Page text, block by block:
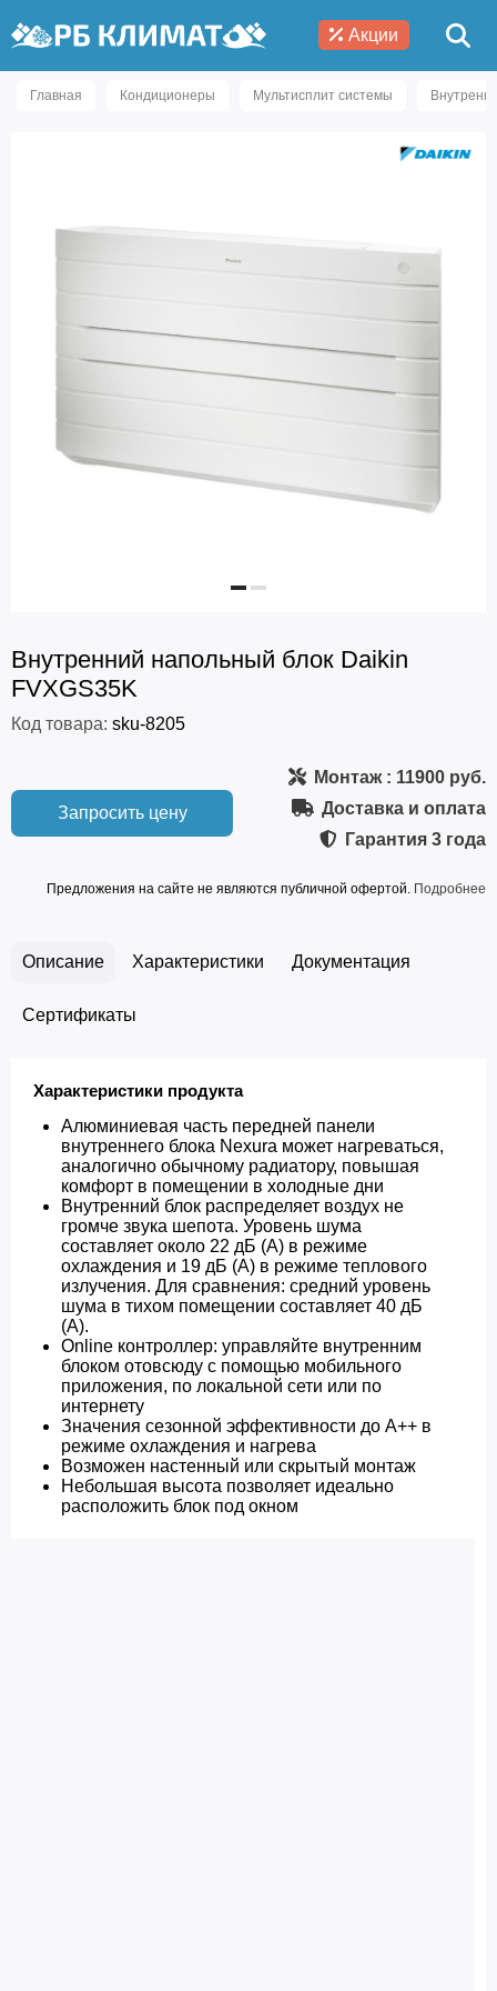
Акции
Главная Кондиционеры Мультисплит системы
Внутренний напольный блок Daikin
FVXGS35K
Код товара: sku-8205
Запросить цену
Монтаж: 11900 руб.
Доставка и оплата
Гарантия 3 года
Предложения на сайте не являются публичной офертой. Подробнее
Описание Характеристики Документация
Сертификаты
Характеристики продукта
Алюминиевая часть передней панели
внутреннего блока Nexura может нагреваться,
аналогично обычному радиатору, повышая
комфорт в помещении в холодные дни
Внутренний блок распределяет воздух не
громче звука шепота. Уровень шума
составляет около 22 дБ (A) в режиме
охлаждения и 19 дБ (A) в режиме теплового
излучения. Для сравнения: средний уровень
шума в тихом помещении составляет 40 дБ
(A).
Online контроллер: управляйте внутренним
блоком отовсюду с помощью мобильного
приложения, по локальной сети или по
интернету
Значения сезонной эффективности до A++ в
режиме охлаждения и нагрева
Возможен настенный или скрытый монтаж
Небольшая высота позволяет идеально
расположить блок под окном